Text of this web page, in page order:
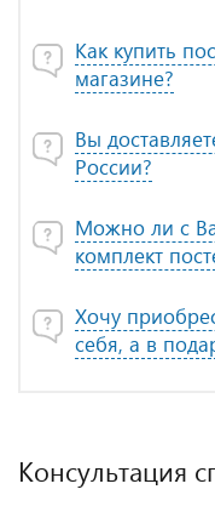
Как купить
магазине?
Вы
России?
Можно ли с
комплект
Хочу
себя, а в
Консультация